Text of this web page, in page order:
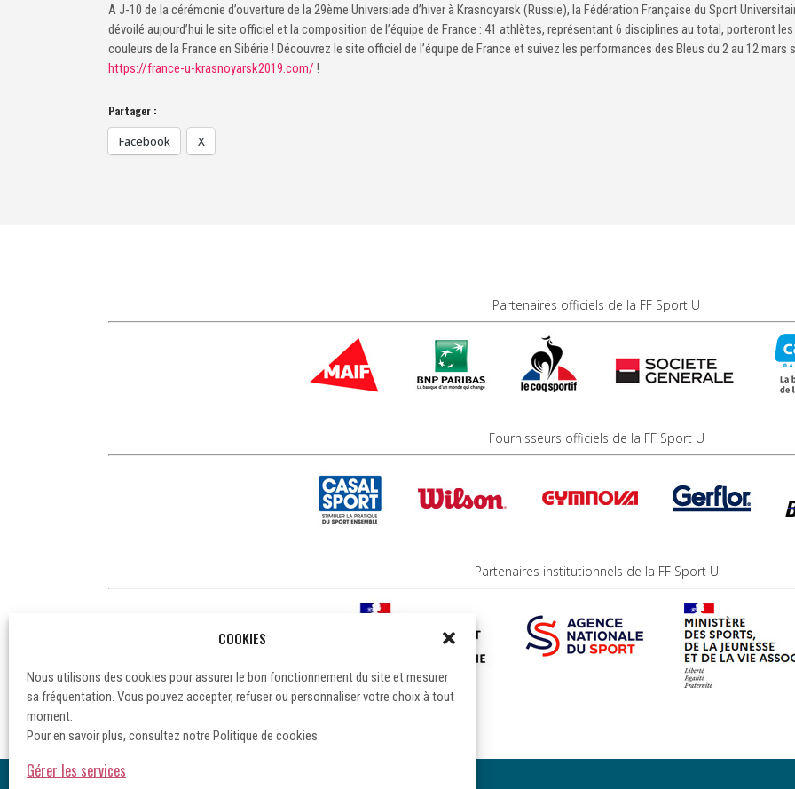
COOKIES
Nous utilisons des cookies pour assurer le bon fonctionnement du site et mesurer
sa fréquentation. Vous pouvez accepter, refuser ou personnaliser votre choix à tout
moment.
Pour en savoir plus, consultez notre Politique de cookies.
Gérer les services
A J-10 de la cérémonie d’ouverture de la 29ème Universiade d’hiver à Krasnoyarsk (Russie), la Fédération Française du Sport
dévoilé aujourd’hui le site officiel et la composition de l’équipe de France : 41 athlètes, représentant 6 disciplines au total, porteront les
couleurs de la France en Sibérie ! Découvrez le site officiel de l’équipe de France et suivez les performances des Bleus du 2 au 12 mars
https://france-u-krasnoyarsk2019.com/ !
Partager :
Facebook X
Partenaires officiels de la FF Sport U
Fournisseurs officiels de la FF Sport U
Partenaires institutionnels de la FF Sport U